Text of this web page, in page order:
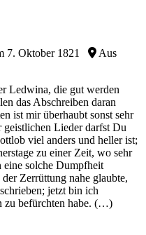
7. Oktober 1821
Aus
Ledwina, die gut werden
das Abschreiben daran
ist mir überhaubt sonst sehr
Lieder darfst Du
viel anders und heller ist;
zu einer Zeit, wo sehr
solche Dumpfheit
Zerrüttung nahe glaubte,
jetzt bin ich
zu befürchten habe. (…)